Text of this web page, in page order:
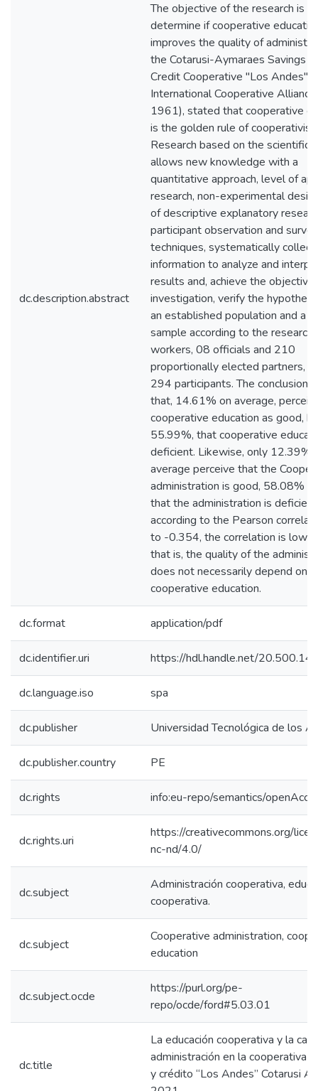
dc.description.abstract
The objective of the research is to
determine if cooperative
improves the quality of
the Cotarusi-Aymaraes Savings
Credit Cooperative "Los Andes",
International Cooperative Alliance
1961), stated that cooperative
is the golden rule of
Research based on the scientific
allows new knowledge with a
quantitative approach, level of
research, non-experimental
of descriptive explanatory
participant observation and survey
techniques, systematically
information to analyze and
results and, achieve the
investigation, verify the
an established population and a
sample according to the research
workers, 08 officials and 210
proportionally elected partners,
294 participants. The conclusions
that, 14.61% on average,
cooperative education as good,
55.99%, that cooperative
deficient. Likewise, only 12.39%
average perceive that the
administration is good, 58.08%
that the administration is
according to the Pearson
to -0.354, the correlation is low
that is, the quality of the
does not necessarily depend on
cooperative education.
dc.format application/pdf
dc.identifier.uri https://hdl.handle.net/
dc.language.iso spa
dc.publisher Universidad Tecnológica de los
dc.publisher.country PE
dc.rights info:eu-repo/semantics/
dc.rights.uri
https://creativecommons.org/
nc-nd/4.0/
dc.subject
Administración cooperativa,
cooperativa.
dc.subject
Cooperative administration,
education
dc.subject.ocde
https://purl.org/pe-
repo/ocde/ford#5.03.01
dc.title
La educación cooperativa y la
administración en la cooperativa
y crédito “Los Andes” Cotarusi